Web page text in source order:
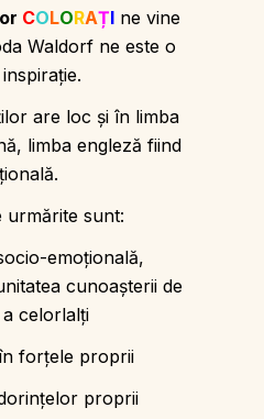
COLORAȚI ne vine
Waldorf ne este o
are loc și în limba
limba engleză fiind
urmărite sunt:
emoţională,
cunoaşterii de
a celorlalţi
forţele proprii
proprii